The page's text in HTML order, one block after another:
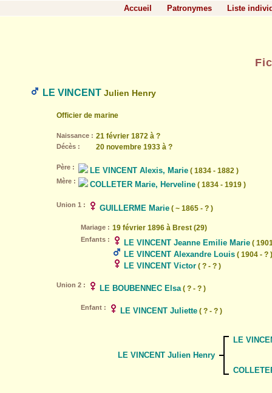
Accueil Patronymes Liste
LE VINCENT Julien Henry
Officier de marine
Naissance : 21 février 1872 à ?
Décès : 20 novembre 1933 à ?
Père : LE VINCENT Alexis, Marie ( 1834 - 1882 )
Mère : COLLETER Marie, Herveline ( 1834 - 1919 )
Union 1 : GUILLERME Marie ( ~ 1865 - ? )
Mariage : 19 février 1896 à Brest (29)
Enfants : LE VINCENT Jeanne Emilie Marie (
LE VINCENT Alexandre Louis ( 1904 - ? )
LE VINCENT Victor ( ? - ? )
Union 2 : LE BOUBENNEC Elsa( ? - ? )
Enfant : LE VINCENT Juliette ( ? - ? )
LE VINCENT Julien Henry
LE